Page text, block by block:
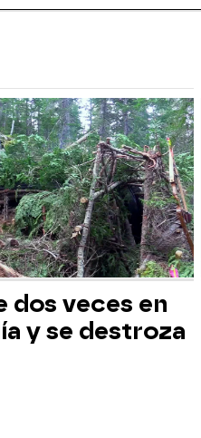
dos veces en
y se destroza